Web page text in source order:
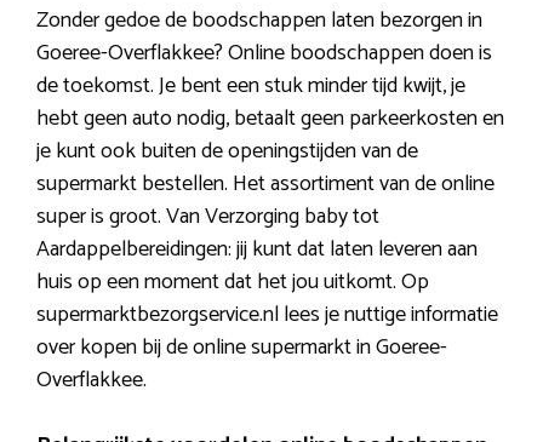
Zonder gedoe de boodschappen laten bezorgen in
Goeree-Overflakkee? Online boodschappen doen is
de toekomst. Je bent een stuk minder tijd kwijt, je
hebt geen auto nodig, betaalt geen parkeerkosten en
je kunt ook buiten de openingstijden van de
supermarkt bestellen. Het assortiment van de online
super is groot. Van Verzorging baby tot
Aardappelbereidingen: jij kunt dat laten leveren aan
huis op een moment dat het jou uitkomt. Op
supermarktbezorgservice.nl lees je nuttige informatie
over kopen bij de online supermarkt in Goeree-
Overflakkee.